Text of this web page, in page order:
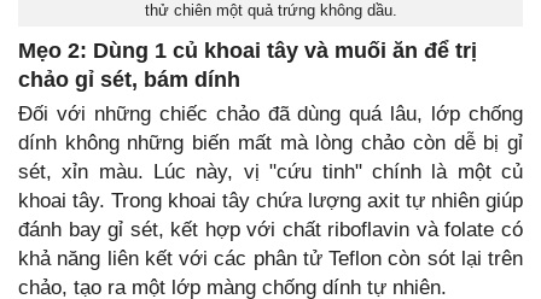
thử chiên một quả trứng không dầu.
Mẹo 2: Dùng 1 củ khoai tây và muối ăn để trị
chảo gỉ sét, bám dính
Đối với những chiếc chảo đã dùng quá lâu, lớp chống
dính không những biến mất mà lòng chảo còn dễ bị gỉ
sét, xỉn màu. Lúc này, vị "cứu tinh" chính là một củ
khoai tây. Trong khoai tây chứa lượng axit tự nhiên giúp
đánh bay gỉ sét, kết hợp với chất riboflavin và folate có
khả năng liên kết với các phân tử Teflon còn sót lại trên
chảo, tạo ra một lớp màng chống dính tự nhiên.